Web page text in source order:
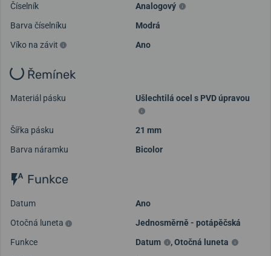
Číselník
Analogový
Barva číselníku
Modrá
Víko na závit
Ano
Řemínek
Materiál pásku Ušlechtilá ocel s PVD úpravou
Šířka pásku
21 mm
Barva náramku
Bicolor
Funkce
Datum
Ano
Otočná luneta
Jednosměrně - potápěčská
Funkce
Datum ,Otočná luneta